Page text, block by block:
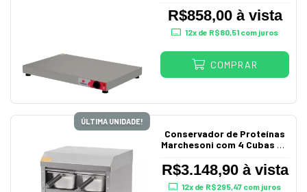
R$858,00 à vista
12x de R$80,51com juros
COMPRAR
ÚLTIMA UNIDADE!
Conservador de Proteínas
Marchesoni com 4 Cubas Gn
R$3.148,90 à vista
12x de R$295,47 com juros